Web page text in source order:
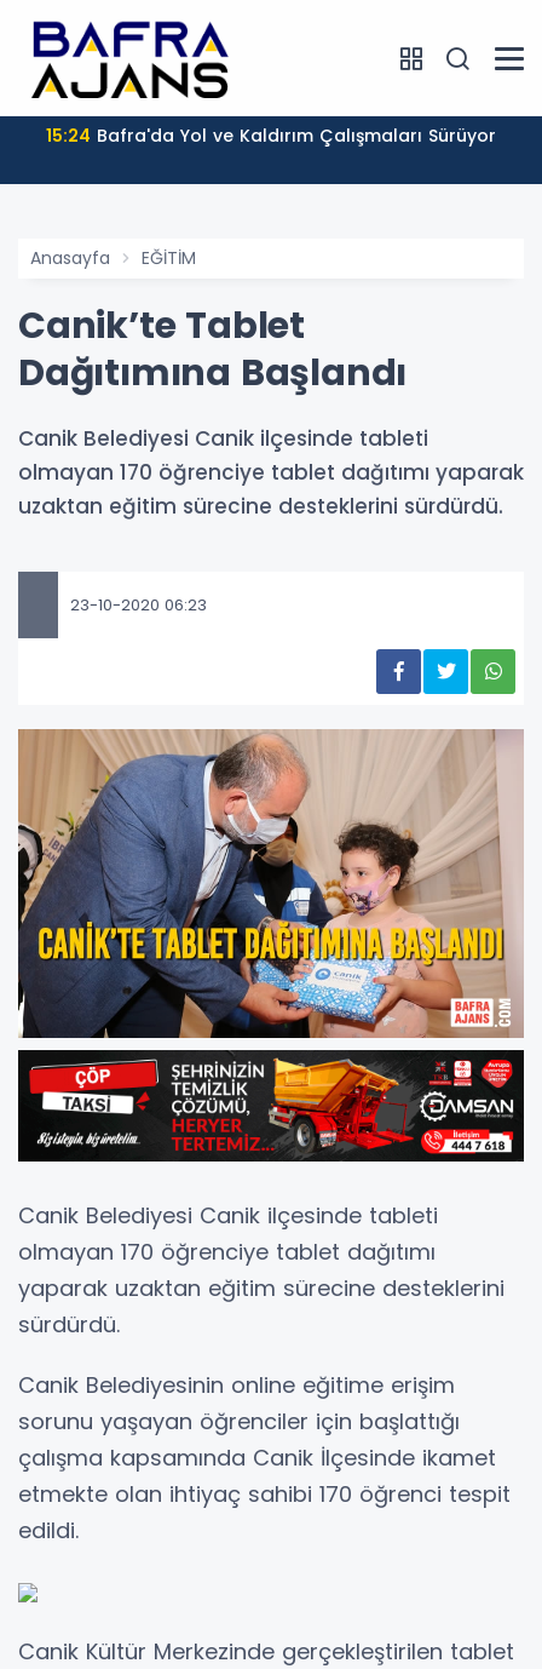
15:24 Bafra'da Yol ve Kaldırım Çalışmaları Sürüyor
Anasayfa EĞİTİM
Canik’te Tablet
Dağıtımına Başlandı
Canik Belediyesi Canik ilçesinde tableti
olmayan 170 öğrenciye tablet dağıtımı yaparak
uzaktan eğitim sürecine desteklerini sürdürdü.
23-10-2020 06:23
Canik Belediyesi Canik ilçesinde tableti
olmayan 170 öğrenciye tablet dağıtımı
yaparak uzaktan eğitim sürecine desteklerini
sürdürdü.
Canik Belediyesinin online eğitime erişim
sorunu yaşayan öğrenciler için başlattığı
çalışma kapsamında Canik İlçesinde ikamet
etmekte olan ihtiyaç sahibi 170 öğrenci tespit
edildi.
Canik Kültür Merkezinde gerçekleştirilen tablet